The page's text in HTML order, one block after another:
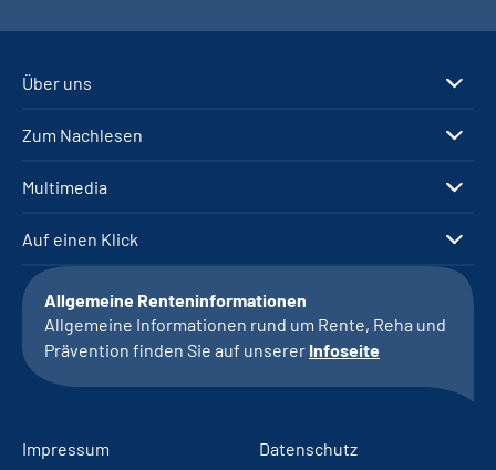
Über uns
Zum Nachlesen
Multimedia
Auf einen Klick
Allgemeine Renteninformationen
Allgemeine Informationen rund um Rente, Reha und
Prävention finden Sie auf unserer Infoseite
Impressum Datenschutz